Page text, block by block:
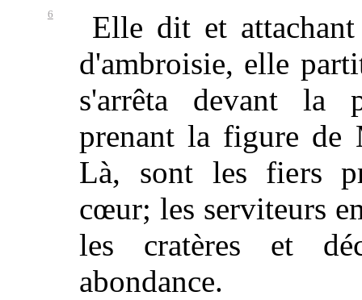
6
Elle dit et
d'ambroisie, elle
s'arrêta devant la
prenant la figure de
Là, sont les fiers
cœur; les serviteurs
les cratères et
abondance.